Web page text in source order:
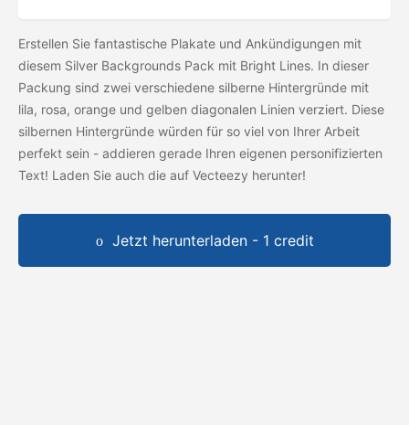
Erstellen Sie fantastische Plakate und Ankündigungen mit
diesem Silver Backgrounds Pack mit Bright Lines. In dieser
Packung sind zwei verschiedene silberne Hintergründe mit
lila, rosa, orange und gelben diagonalen Linien verziert. Diese
silbernen Hintergründe würden für so viel von Ihrer Arbeit
perfekt sein - addieren gerade Ihren eigenen personifizierten
Text! Laden Sie auch die auf Vecteezy herunter!
Jetzt herunterladen - 1 credit